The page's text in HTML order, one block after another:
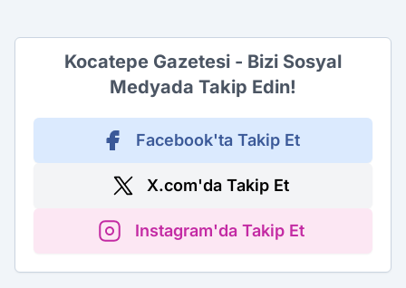
Kocatepe Gazetesi - Bizi Sosyal
Medyada Takip Edin!
Facebook'ta Takip Et
X.com'da Takip Et
Instagram'da Takip Et